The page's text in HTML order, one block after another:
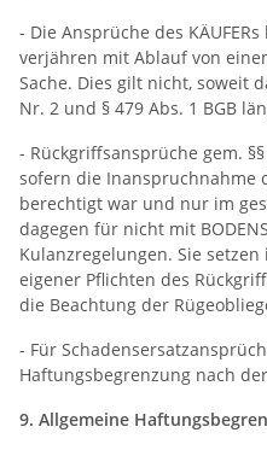
- Die Ansprüche des
verjähren mit Ablauf von
Sache. Dies gilt nicht, soweit
Nr. 2 und § 479 Abs. 1 BGB
- Rückgriffsansprüche gem.
sofern die Inanspruchnahme
berechtigt war und nur im
dagegen für nicht mit
Kulanzregelungen. Sie
eigener Pflichten des
die Beachtung der
- Für
Haftungsbegrenzung nach
9. Allgemeine